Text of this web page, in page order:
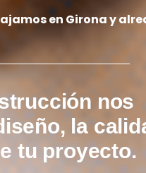
en Girona y
nos
la
tu proyecto.